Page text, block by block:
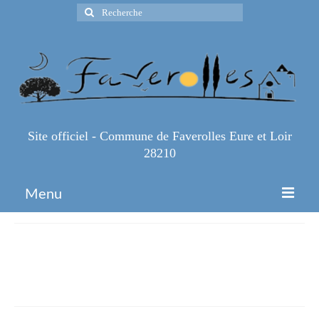
Rechercher
:
Site officiel - Commune de Faverolles Eure et Loir
28210
Menu